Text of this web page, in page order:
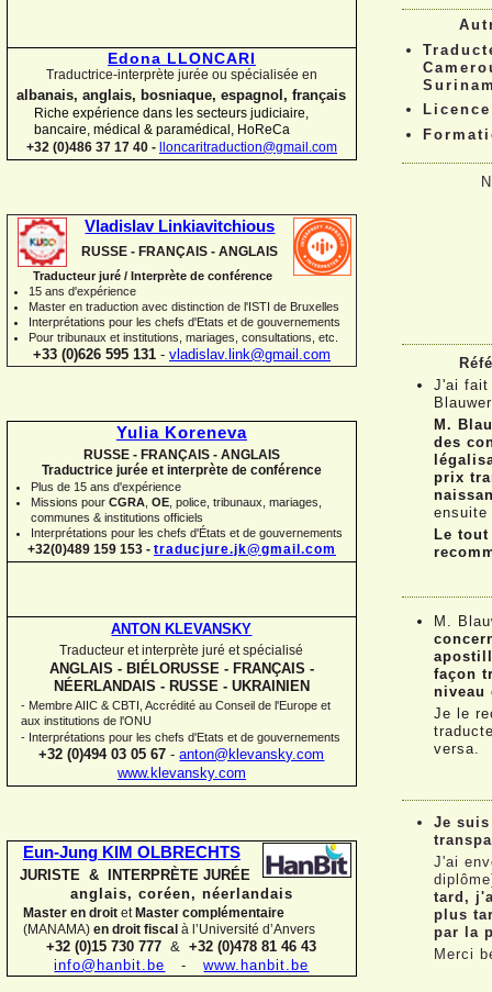
Edona LLONCARI
Traductrice-interprète jurée ou spécialisée en
albanais, anglais, bosniaque, espagnol, français
Riche expérience dans les secteurs judiciaire,
bancaire, médical & paramédical, HoReCa
+32 (0)486 37 17 40 -
lloncaritraduction@gmail.com
Vladislav Linkiavitchious
RUSSE - FRANÇAIS - ANGLAIS
Traducteur juré / Interprète de conférence
15 ans d'expérience
Master en traduction avec distinction de l'ISTI de Bruxelles
Interprétations pour les chefs d'Etats et de gouvernements
Pour tribunaux et institutions , mariages, consultations, etc.
+33 (0)626 595 131 - vladislav.link@gmail.com
Yulia Koreneva
RUSSE - FRANÇAIS - ANGLAIS
Traductrice jurée et interprète de conférence
Plus de 15 ans d'expérience
Missions pour CGRA OE police, tribunaux, mariages,
communes & institutions officiels
Interprétations pour les chefs d'États et de gouvernements
+32(0)489 159 153 - traducjure.jk@gmail.com
ANTON KLEVANSKY
Traducteur et interprète juré et spécialisé
ANGLAIS - BIÉLORUSSE - FRANÇAIS -
NÉERLANDAIS - RUSSE - UKRAINIEN
- Membre AIIC & CBTI, Accrédité au Conseil de l'Europe et
aux institutions de l'ONU
- Interprétations pour les chefs d'Etats et de gouvernements
+32 (0)494 03 05 67 - anton@klevansky.com
www.klevansky.com
Eun-Jung KIM OLBRECHTS
JURISTE & INTERPRÈTE JURÉE
anglais, coréen, néerlandais
Master en droit etMaster complémentaire
(MANAMA) en droit fiscal à l’Université d’Anvers
+32 (0)15 730 777 &+32 (0)478 81 46 43
info@hanbit.be - www.hanbit.be
Licence
J'ai fait
M.
des
prix
ensuite
Le
M.
façon
niveau
Je le
versa.
Je
J'ai
tard,
plus
par la
Merci